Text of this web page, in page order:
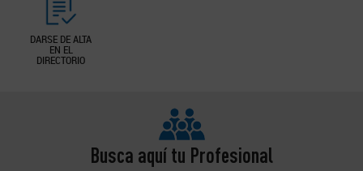
DARSE DE ALTA
EN EL
DIRECTORIO
Busca aquí tu Profesional